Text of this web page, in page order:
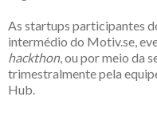
As startups participantes
intermédio do Motiv.se,
hackthon, ou por meio da
trimestralmente pela
Hub.